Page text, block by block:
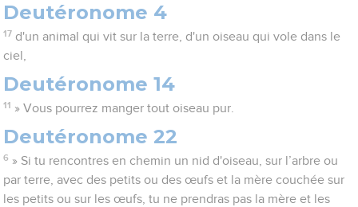
Deutéronome 4
17 d'un animal qui vit sur la terre, d'un oiseau qui vole dans le
ciel,
Deutéronome 14
11 » Vous pourrez manger tout oiseau pur.
Deutéronome 22
6 » Si tu rencontres en chemin un nid d'oiseau, sur l’arbre ou
par terre, avec des petits ou des œufs et la mère couchée sur
les petits ou sur les œufs, tu ne prendras pas la mère et les